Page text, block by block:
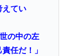
えてい
の中の左
任だ！」